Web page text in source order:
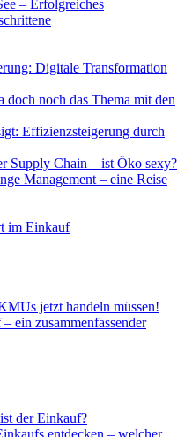
– Erfolgreiches
Digitale Transformation
doch noch das Thema mit den
Effizienzsteigerung durch
Supply Chain – ist Öko sexy?
Management – eine Reise
im Einkauf
jetzt handeln müssen!
ein zusammenfassender
der Einkauf?